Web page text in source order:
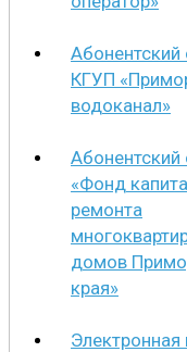
Абонентский
КГУП
водоканал»
Абонентский
«Фонд
ремонта
домов
края»
Электронная